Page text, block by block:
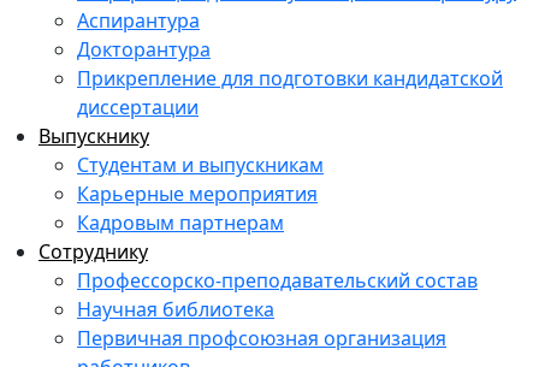
Аспирантура
Докторантура
Прикрепление для подготовки кандидатской
диссертации
Выпускнику
Студентам и выпускникам
Карьерные мероприятия
Кадровым партнерам
Сотруднику
Профессорско-преподавательский состав
Научная библиотека
Первичная профсоюзная организация